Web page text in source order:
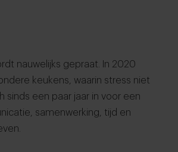
nauwelijks gepraat. In 2020
keukens, waarin stress niet
sinds een paar jaar in voor een
samenwerking, tijd en